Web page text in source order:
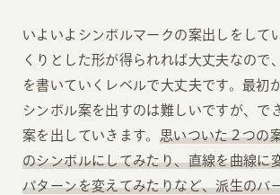
いよいよシンボルマークの案出しをして
くりとした形が得られれば大丈夫なので
を書いていくレベルで大丈夫です。最初
シンボル案を出すのは難しいですが、で
案を出していきます。 思いついた２つの
のシンボルにしてみたり、直線を曲線に
パターンを変えてみたりなど、派生のバ